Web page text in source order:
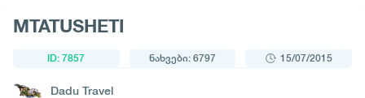
MTATUSHETI
ID: 7857 ნახვები: 6797 15/07/2015
Dadu Travel